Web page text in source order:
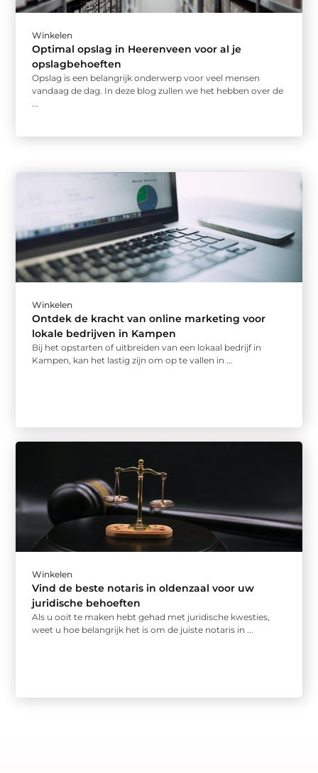
Winkelen
Optimal opslag in Heerenveen voor al je
opslagbehoeften
Opslag is een belangrijk onderwerp voor veel mensen
vandaag de dag. In deze blog zullen we het hebben over de
Winkelen
Ontdek de kracht van online marketing voor
lokale bedrijven in Kampen
Bij het opstarten of uitbreiden van een lokaal bedrijf in
Kampen, kan het lastig zijn om op te vallen in ...
Winkelen
Vind de beste notaris in oldenzaal voor uw
juridische behoeften
Als u ooit te maken hebt gehad met juridische kwesties,
weet u hoe belangrijk het is om de juiste notaris in ...